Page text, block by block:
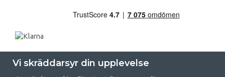
Vi skräddarsyr din upplevelse